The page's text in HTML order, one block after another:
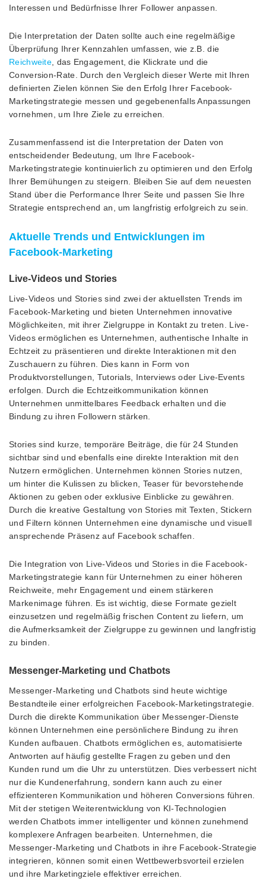
Interessen und Bedürfnisse Ihrer Follower anpassen.
Die Interpretation der Daten sollte auch eine regelmäßige
Überprüfung Ihrer Kennzahlen umfassen, wie z.B. die
Reichweite , das Engagement, die Klickrate und die
Conversion-Rate. Durch den Vergleich dieser Werte mit Ihren
definierten Zielen können Sie den Erfolg Ihrer Facebook-
Marketingstrategie messen und gegebenenfalls Anpassungen
vornehmen, um Ihre Ziele zu erreichen.
Zusammenfassend ist die Interpretation der Daten von
entscheidender Bedeutung, um Ihre Facebook-
Marketingstrategie kontinuierlich zu optimieren und den Erfolg
Ihrer Bemühungen zu steigern. Bleiben Sie auf dem neuesten
Stand über die Performance Ihrer Seite und passen Sie Ihre
Strategie entsprechend an, um langfristig erfolgreich zu sein.
Aktuelle Trends und Entwicklungen im
Facebook-Marketing
Live-Videos und Stories
Live-Videos und Stories sind zwei der aktuellsten Trends im
Facebook-Marketing und bieten Unternehmen innovative
Möglichkeiten, mit ihrer Zielgruppe in Kontakt zu treten. Live-
Videos ermöglichen es Unternehmen, authentische Inhalte in
Echtzeit zu präsentieren und direkte Interaktionen mit den
Zuschauern zu führen. Dies kann in Form von
Produktvorstellungen, Tutorials, Interviews oder Live-Events
erfolgen. Durch die Echtzeitkommunikation können
Unternehmen unmittelbares Feedback erhalten und die
Bindung zu ihren Followern stärken.
Stories sind kurze, temporäre Beiträge, die für 24 Stunden
sichtbar sind und ebenfalls eine direkte Interaktion mit den
Nutzern ermöglichen. Unternehmen können Stories nutzen,
um hinter die Kulissen zu blicken, Teaser für bevorstehende
Aktionen zu geben oder exklusive Einblicke zu gewähren.
Durch die kreative Gestaltung von Stories mit Texten, Stickern
und Filtern können Unternehmen eine dynamische und visuell
ansprechende Präsenz auf Facebook schaffen.
Die Integration von Live-Videos und Stories in die Facebook-
Marketingstrategie kann für Unternehmen zu einer höheren
Reichweite, mehr Engagement und einem stärkeren
Markenimage führen. Es ist wichtig, diese Formate gezielt
einzusetzen und regelmäßig frischen Content zu liefern, um
die Aufmerksamkeit der Zielgruppe zu gewinnen und langfristig
zu binden.
Messenger-Marketing und Chatbots
Messenger-Marketing und Chatbots sind heute wichtige
Bestandteile einer erfolgreichen Facebook-Marketingstrategie.
Durch die direkte Kommunikation über Messenger-Dienste
können Unternehmen eine persönlichere Bindung zu ihren
Kunden aufbauen. Chatbots ermöglichen es, automatisierte
Antworten auf häufig gestellte Fragen zu geben und den
Kunden rund um die Uhr zu unterstützen. Dies verbessert nicht
nur die Kundenerfahrung, sondern kann auch zu einer
effizienteren Kommunikation und höheren Conversions führen.
Mit der stetigen Weiterentwicklung von KI-Technologien
werden Chatbots immer intelligenter und können zunehmend
komplexere Anfragen bearbeiten. Unternehmen, die
Messenger-Marketing und Chatbots in ihre Facebook-Strategie
integrieren, können somit einen Wettbewerbsvorteil erzielen
und ihre Marketingziele effektiver erreichen.